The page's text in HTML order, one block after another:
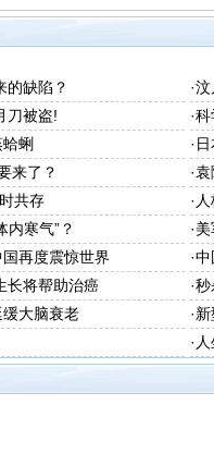
的缺陷？ ·汶
刀被盗! ·科
蜊 ·
来了？ ·
共存 ·
内寒气”？ ·
再度震惊世界 ·中
长将帮助治癌 ·秒
大脑衰老 ·
·